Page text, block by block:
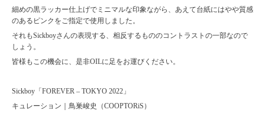
細めの黒ラッカー仕上げでミニマルな印象ながら、あえて台紙にはやや質感
のあるピンクをご指定で使用しました。
それもSickboyさんの表現する、相反するもののコントラストの一部なので
しょう。
皆様もこの機会に、是非OILに足をお運びください。
Sickboy「FOREVER – TOKYO 2022」
キュレーション｜⿃巣峻史（COOPTORiS）